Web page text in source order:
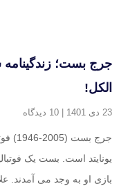
جرج بست؛ زندگینامه
الکل!
23 دی 1401
جرج
یونایتد است. بست یک
بازی او به وجد می آمدند.